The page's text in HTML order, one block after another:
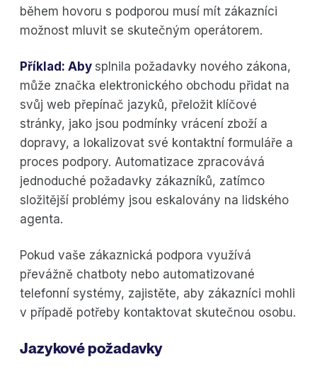
během hovoru s podporou musí mít zákazníci
možnost mluvit se skutečným operátorem.
Příklad: Aby splnila požadavky nového zákona,
může značka elektronického obchodu přidat na
svůj web přepínač jazyků, přeložit klíčové
stránky, jako jsou podmínky vrácení zboží a
dopravy, a lokalizovat své kontaktní formuláře a
proces podpory. Automatizace zpracovává
jednoduché požadavky zákazníků, zatímco
složitější problémy jsou eskalovány na lidského
agenta.
Pokud vaše zákaznická podpora využívá
převážně chatboty nebo automatizované
telefonní systémy, zajistěte, aby zákazníci mohli
v případě potřeby kontaktovat skutečnou osobu.
Jazykové požadavky